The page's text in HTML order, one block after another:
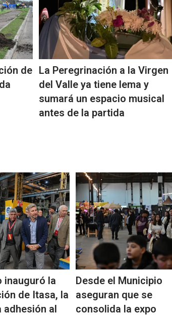
de La Peregrinación a la Virgen
del Valle ya tiene lema y
sumará un espacio musical
antes de la partida
inauguró la
de Itasa, la
adhesión al
Desde el Municipio
aseguran que se
consolida la expo